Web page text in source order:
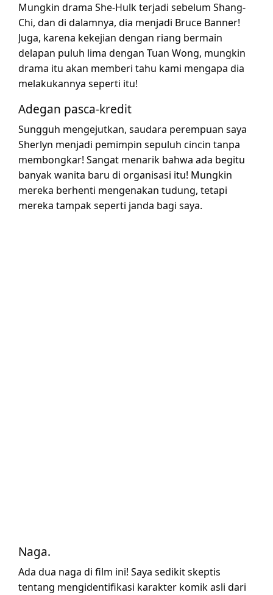
Mungkin drama She-Hulk terjadi sebelum Shang-
Chi, dan di dalamnya, dia menjadi Bruce Banner!
Juga, karena kekejian dengan riang bermain
delapan puluh lima dengan Tuan Wong, mungkin
drama itu akan memberi tahu kami mengapa dia
melakukannya seperti itu!
Adegan pasca-kredit
Sungguh mengejutkan, saudara perempuan saya
Sherlyn menjadi pemimpin sepuluh cincin tanpa
membongkar! Sangat menarik bahwa ada begitu
banyak wanita baru di organisasi itu! Mungkin
mereka berhenti mengenakan tudung, tetapi
mereka tampak seperti janda bagi saya.
Naga.
Ada dua naga di film ini! Saya sedikit skeptis
tentang mengidentifikasi karakter komik asli dari